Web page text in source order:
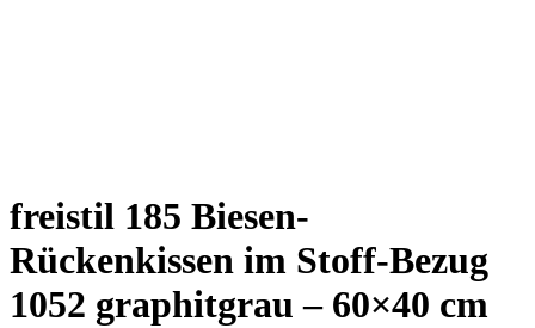
freistil 185 Biesen-
Rückenkissen im Stoff-Bezug
1052 graphitgrau – 60×40 cm